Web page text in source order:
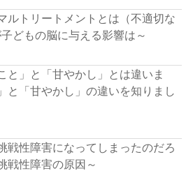
ルトリートメントとは（不適切な
どもの脳に与える影響は～
と」と「甘やかし」とは違いま
と「甘やかし」の違いを知りまし
戦性障害になってしまったのだろ
性障害の原因～